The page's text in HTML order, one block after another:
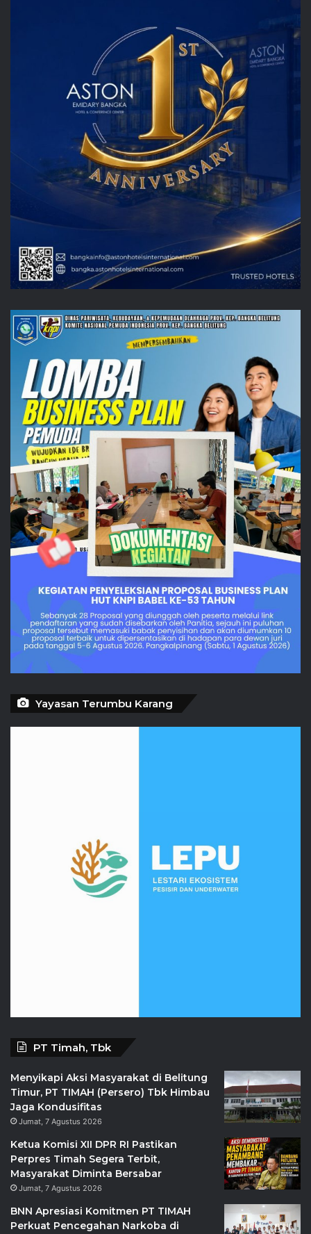
Yayasan Terumbu Karang
PT Timah, Tbk
Menyikapi Aksi Masyarakat di Belitung
Timur, PT TIMAH (Persero) Tbk Himbau
Jaga Kondusifitas
Jumat, 7 Agustus 2026
Ketua Komisi XII DPR RI Pastikan
Perpres Timah Segera Terbit,
Masyarakat Diminta Bersabar
Jumat, 7 Agustus 2026
BNN Apresiasi Komitmen PT TIMAH
Perkuat Pencegahan Narkoba di